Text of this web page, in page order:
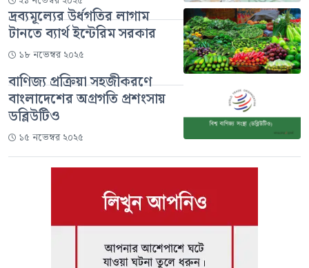
দ্রব্যমূল্যের উর্ধগতির লাগাম
টানতে ব্যার্থ ইন্টেরিম সরকার
১৮ নভেম্বর ২০২৫
বাণিজ্য প্রক্রিয়া সহজীকরণে
বাংলাদেশের অগ্রগতি প্রশংসায়
ডব্লিউটিও
১৫ নভেম্বর ২০২৫